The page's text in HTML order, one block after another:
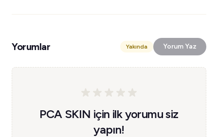
Yorumlar Yakında Yorum Yaz
PCA SKIN için ilk yorumu siz
yapın!